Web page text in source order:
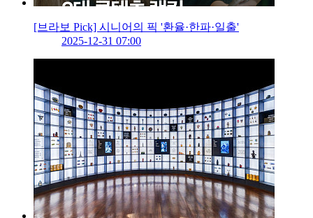
[브라보 Pick] 시니어의 픽 '환율·한파·일출'
2025-12-31 07:00